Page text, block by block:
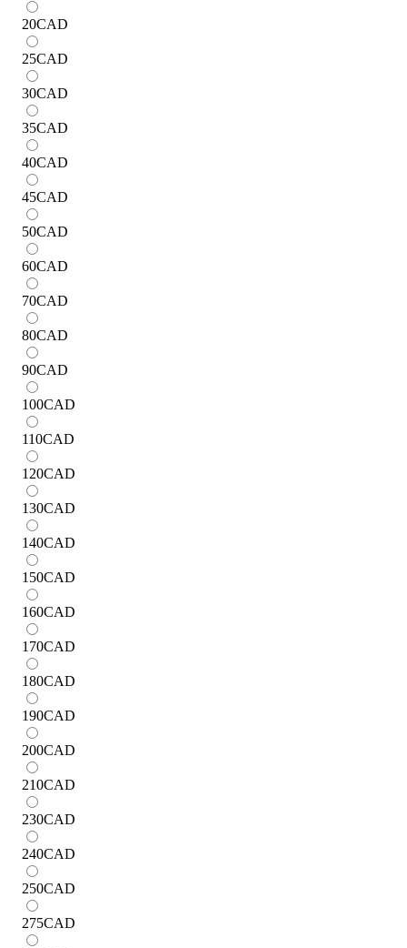
20CAD
25CAD
30CAD
35CAD
40CAD
45CAD
50CAD
60CAD
70CAD
80CAD
90CAD
100CAD
110CAD
120CAD
130CAD
140CAD
150CAD
160CAD
170CAD
180CAD
190CAD
200CAD
210CAD
230CAD
240CAD
250CAD
275CAD